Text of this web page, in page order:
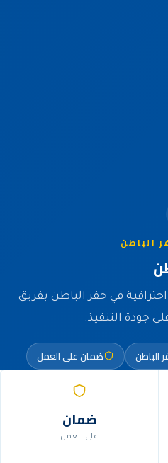
الباطن
خدمة construction-finishing احترافية في حفر الباطن بفريق
جودة التنفيذ.
الباطن ضمان على العمل
ضمان
على العمل